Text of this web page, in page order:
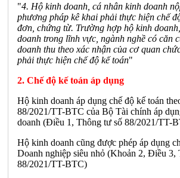
"4. Hộ kinh doanh, cá nhân kinh doanh
phương pháp kê khai phải thực hiện chế
đơn, chứng từ. Trường hợp hộ kinh
doanh trong lĩnh vực, ngành nghề có căn
doanh thu theo xác nhận của cơ quan
phải thực hiện chế độ kế toán"
2. Chế độ kế toán áp dụng
Hộ kinh doanh áp dụng chế độ kế toán
88/2021/TT-BTC của Bộ Tài chính áp
doanh (Điều 1, Thông tư số 88/2021/TT-
Hộ kinh doanh cũng được phép áp dụng
Doanh nghiệp siêu nhỏ (Khoản 2, Điều 3,
88/2021/TT-BTC)